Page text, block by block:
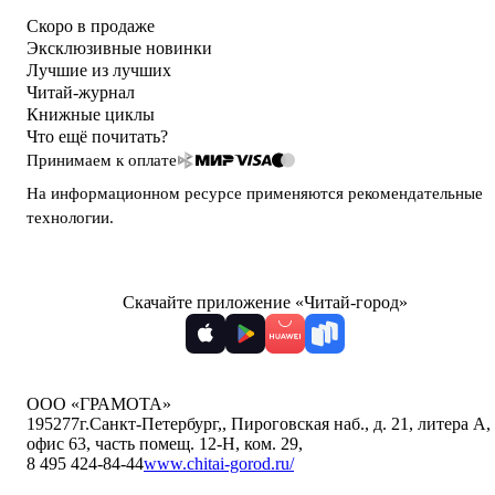
Скоро в продаже
Эксклюзивные новинки
Лучшие из лучших
Читай-журнал
Книжные циклы
Что ещё почитать?
Принимаем к оплате
На информационном ресурсе применяются рекомендательные
технологии.
Скачайте приложение «Читай-город»
ООО «ГРАМОТА»
195277г.Санкт-Петербург,, Пироговская наб., д. 21, литера А,
офис 63, часть помещ. 12-Н, ком. 29,
8 495 424-84-44www.chitai-gorod.ru/